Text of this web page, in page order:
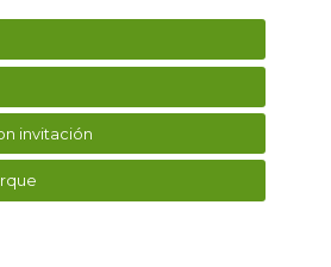
invitación